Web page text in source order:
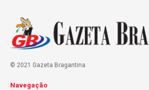
© 2021 Gazeta Bragantina
Navegação